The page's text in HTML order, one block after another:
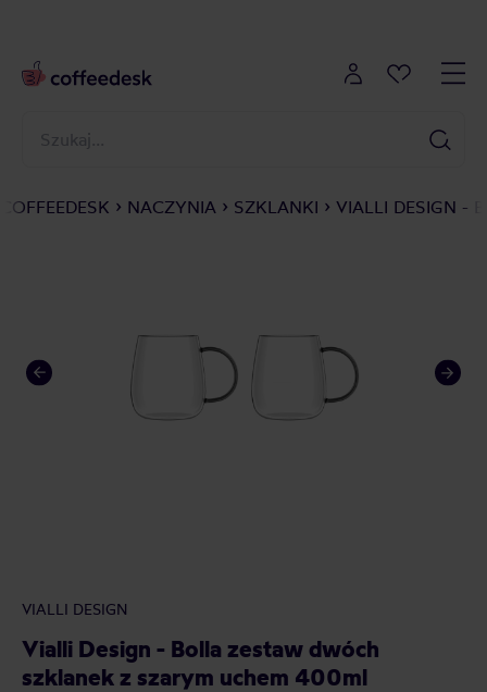
COFFEEDESK NACZYNIA SZKLANKI VIALLI DESIGN -
VIALLI DESIGN
Vialli Design - Bolla zestaw dwóch
szklanek z szarym uchem 400ml